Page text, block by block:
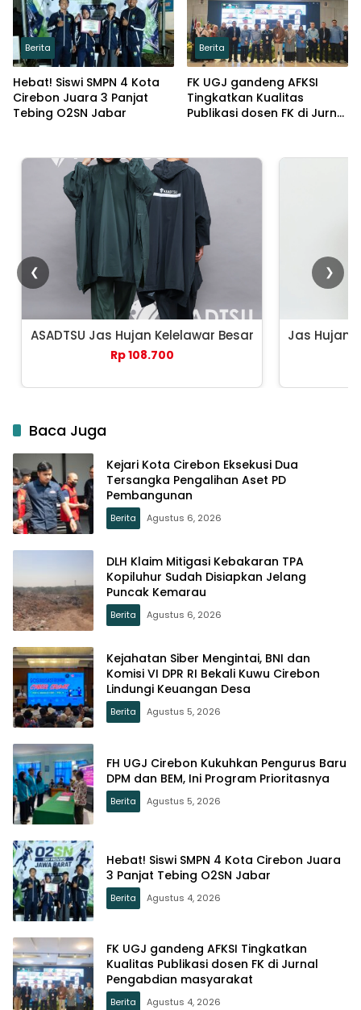
Berita
Hebat! Siswi SMPN 4 Kota
Cirebon Juara 3 Panjat
Tebing O2SN Jabar
Berita
FK UGJ gandeng AFKSI
Tingkatkan Kualitas
Publikasi dosen FK di Jurnal
❮
ASADTSU Jas Hujan Kelelawar Besar
Rp 108.700
Jas Hujan
❯
Baca Juga
Kejari Kota Cirebon Eksekusi Dua
Tersangka Pengalihan Aset PD
Pembangunan
Berita Agustus 6, 2026
DLH Klaim Mitigasi Kebakaran TPA
Kopiluhur Sudah Disiapkan Jelang
Puncak Kemarau
Berita Agustus 6, 2026
Kejahatan Siber Mengintai, BNI dan
Komisi VI DPR RI Bekali Kuwu Cirebon
Lindungi Keuangan Desa
Berita Agustus 5, 2026
FH UGJ Cirebon Kukuhkan Pengurus Baru
DPM dan BEM, Ini Program Prioritasnya
Berita Agustus 5, 2026
Hebat! Siswi SMPN 4 Kota Cirebon Juara
3 Panjat Tebing O2SN Jabar
Berita Agustus 4, 2026
FK UGJ gandeng AFKSI Tingkatkan
Kualitas Publikasi dosen FK di Jurnal
Pengabdian masyarakat
Berita Agustus 4, 2026